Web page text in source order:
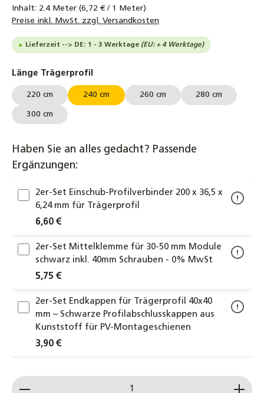
Inhalt: 2.4 Meter (6,72 € / 1 Meter)
Preise inkl. MwSt. zzgl. Versandkosten
Lieferzeit --> DE: 1 - 3 Werktage (EU: + 4 Werktage)
Länge Trägerprofil
220 cm 240 cm 260 cm 280 cm
300 cm
Haben Sie an alles gedacht? Passende
Ergänzungen:
2er-Set Einschub-Profilverbinder 200 x 36,5 x
6,24 mm für Trägerprofil
6,60 €
2er-Set Mittelklemme für 30-50 mm Module
schwarz inkl. 40mm Schrauben - 0% MwSt
5,75 €
2er-Set Endkappen für Trägerprofil 40x40
mm – Schwarze Profilabschlusskappen aus
Kunststoff für PV-Montageschienen
3,90 €
Produkt Anzahl: Gib den gewünschten Wert ein